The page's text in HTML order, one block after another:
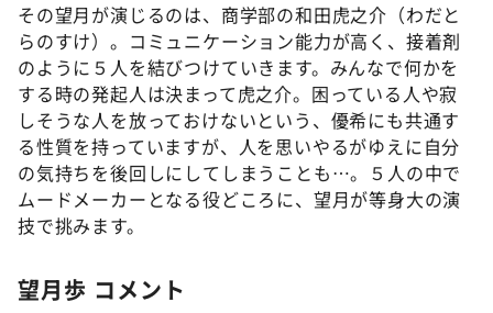
その望月が演じるのは、商学部の和田虎之介（わだと
らのすけ）。コミュニケーション能力が高く、接着剤
のように５人を結びつけていきます。みんなで何かを
する時の発起人は決まって虎之介。困っている人や寂
しそうな人を放っておけないという、優希にも共通す
る性質を持っていますが、人を思いやるがゆえに自分
の気持ちを後回しにしてしまうことも…。５人の中で
ムードメーカーとなる役どころに、望月が等身大の演
技で挑みます。
望月歩 コメント